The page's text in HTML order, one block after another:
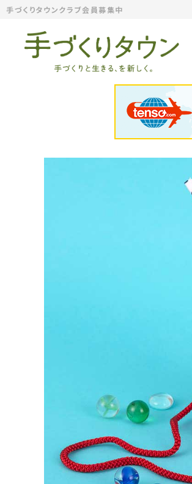
手づくりタウンクラブ会員募集中